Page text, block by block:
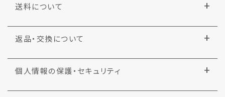
送料について
返品・交換について
個人情報の保護・セキュリティ